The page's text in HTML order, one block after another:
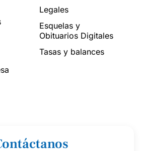
Legales
Esquelas y
Obituarios Digitales
Tasas y balances